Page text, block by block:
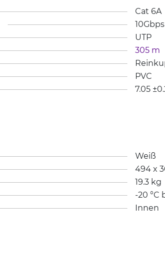
Cat 6A
10Gbps
UTP
305 m
PVC
7.05
Weiß
494 x
19.3 kg
-20 °C
Innen